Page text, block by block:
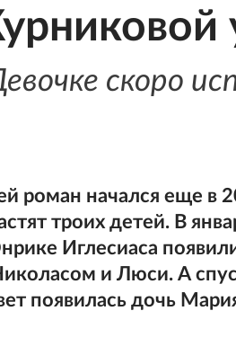
скоро
роман начался еще в
троих детей. В
Иглесиаса
и Люси. А
появилась дочь